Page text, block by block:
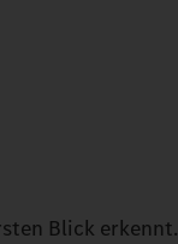
Blick erkennt.